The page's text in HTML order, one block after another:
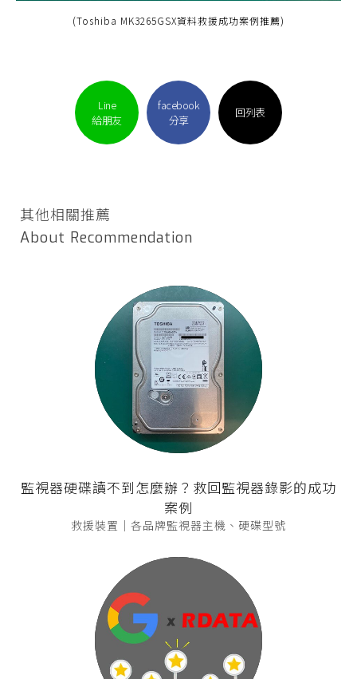
(Toshiba MK3265GSX資料救援成功案例推薦)
Line
給朋友
facebook
分享
回列表
其他相關推薦
About Recommendation
監視器硬碟讀不到怎麼辦？救回監視器錄影的成功
案例
救援裝置｜各品牌監視器主機、硬碟型號